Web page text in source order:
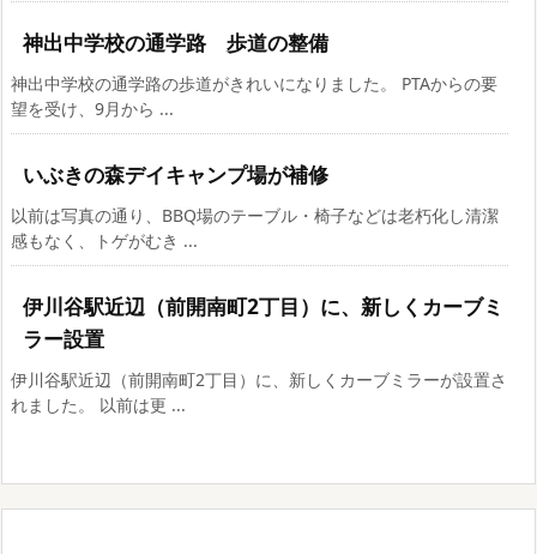
神出中学校の通学路 歩道の整備
神出中学校の通学路の歩道がきれいになりました。 PTAからの要
望を受け、9月から ...
いぶきの森デイキャンプ場が補修
以前は写真の通り、BBQ場のテーブル・椅子などは老朽化し清潔
感もなく、トゲがむき ...
伊川谷駅近辺（前開南町2丁目）に、新しくカーブミ
ラー設置
伊川谷駅近辺（前開南町2丁目）に、新しくカーブミラーが設置さ
れました。 以前は更 ...